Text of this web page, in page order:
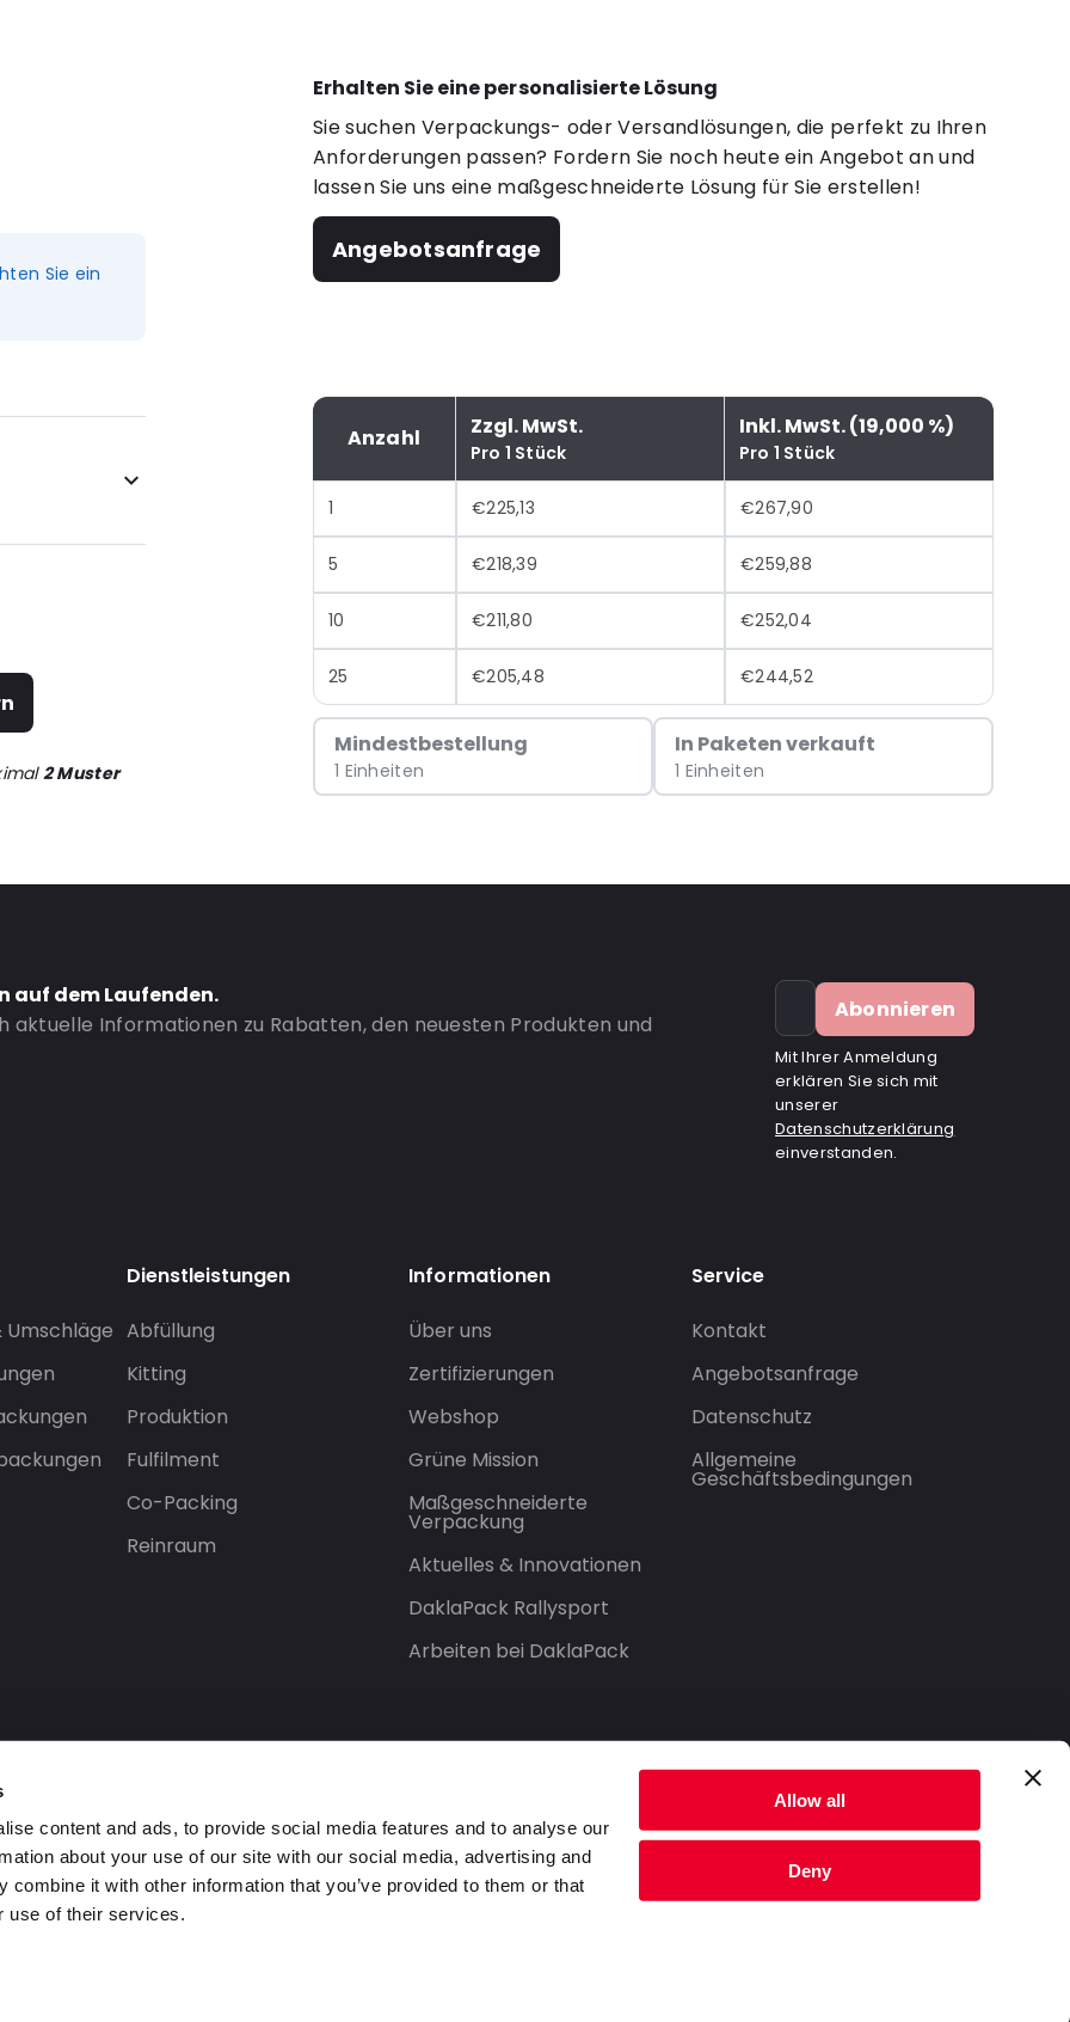
content and ads, to provide social media features and to analyse our
about your use of our site with our social media, advertising and
combine it with other information that you’ve provided to them or that
use of their services.
Allow all
Deny
Erhalten Sie eine personalisierte Lösung
Sie suchen Verpackungs- oder Versandlösungen, die perfekt zu Ihren
Anforderungen passen? Fordern Sie noch heute ein Angebot an und
lassen Sie uns eine maßgeschneiderte Lösung für Sie erstellen!
Angebotsanfrage
Anzahl Zzgl. MwSt.
Pro 1 Stück
Inkl. MwSt. (19,000 %)
Pro 1 Stück
1 €225,13 €267,90
5 €218,39 €259,88
10 €211,80 €252,04
25 €205,48 €244,52
Mindestbestellung
1 Einheiten
In Paketen verkauft
1 Einheiten
Sie ein
2 Muster
auf dem Laufenden.
aktuelle Informationen zu Rabatten, den neuesten Produkten und
Abonnieren
Mit Ihrer Anmeldung
erklären Sie sich mit
unserer
Datenschutzerklärung
einverstanden.
Dienstleistungen
Abfüllung
Kitting
Produktion
Fulfilment
Co-Packing
Reinraum
Informationen
Über uns
Zertifizierungen
Webshop
Grüne Mission
Maßgeschneiderte
Verpackung
Aktuelles & Innovationen
DaklaPack Rallysport
Arbeiten bei DaklaPack
Service
Kontakt
Angebotsanfrage
Datenschutz
Allgemeine
Geschäftsbedingungen